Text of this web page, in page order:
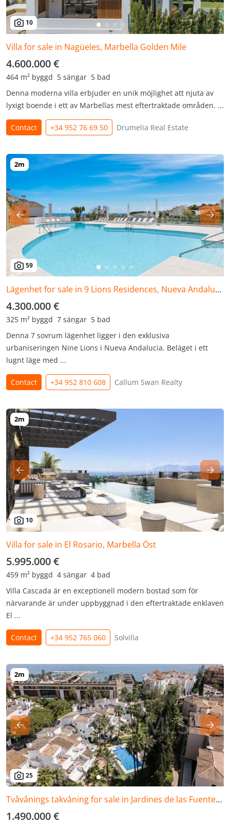
10
Villa for sale in Nagüeles, Marbella Golden Mile
4.600.000 €
464 m² byggd 5 sängar 5 bad
Denna moderna villa erbjuder en unik möjlighet att njuta av
lyxigt boende i ett av Marbellas mest eftertraktade områden. ...
Contact +34 952 76 69 50 Drumelia Real Estate
59
Lägenhet for sale in 9 Lions Residences, Nueva Andalucia
4.300.000 €
325 m² byggd 7 sängar 5 bad
Denna 7 sovrum lägenhet ligger i den exklusiva
urbaniseringen Nine Lions i Nueva Andalucia. Beläget i ett
lugnt läge med ...
Contact +34 952 810 608 Callum Swan Realty
10
Villa for sale in El Rosario, Marbella Öst
5.995.000 €
459 m² byggd 4 sängar 4 bad
Villa Cascada är en exceptionell modern bostad som för
närvarande är under uppbyggnad i den eftertraktade enklaven
El ...
Contact +34 952 765 060 Solvilla
25
Tvåvånings takvåning for sale in Jardines de las Fuentes, Marbella - Puerto Banus
1.490.000 €